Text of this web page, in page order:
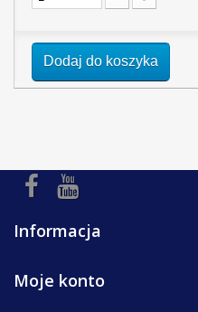
Dodaj do koszyka
Informacja
Moje konto